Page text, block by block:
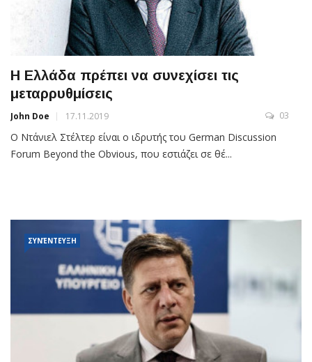
Η Ελλάδα πρέπει να συνεχίσει τις
μεταρρυθμίσεις
John Doe 17.11.2019 03
Ο Ντάνιελ Στέλτερ είναι ο ιδρυτής του German Discussion
Forum Beyond the Obvious, που εστιάζει σε θέ...
ΣΥΝΈΝΤΕΥΞΗ